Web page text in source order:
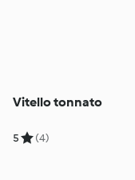
Vitello tonnato
5 (4)